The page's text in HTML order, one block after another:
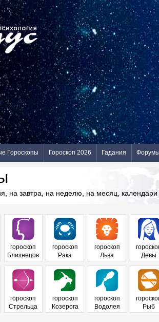
Гороскопы Гороскоп 2026 Гадания Форумы
на завтра, на неделю, на месяц, календари
гороскоп
Близнецов
гороскоп
Рака
гороскоп
Льва
Девы
гороскоп
Стрельца
гороскоп
Козерога
гороскоп
Водолея
Рыб